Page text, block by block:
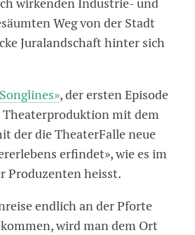
wirkenden Industrie- und
Weg von der Stadt
Juralandschaft hinter sich
, der ersten Episode
mit dem
der die TheaterFalle neue
erfindet», wie es im
Produzenten heisst.
endlich an der Pforte
wird man dem Ort